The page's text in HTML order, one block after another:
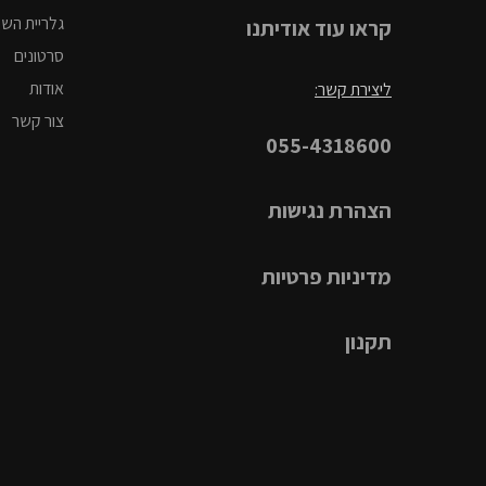
קראו עוד אודיתנו
ליצירת קשר:
055-4318600
הצהרת נגישות
מדיניות פרטיות
תקנון
גלריית
סרטונים
אודות
צור קשר